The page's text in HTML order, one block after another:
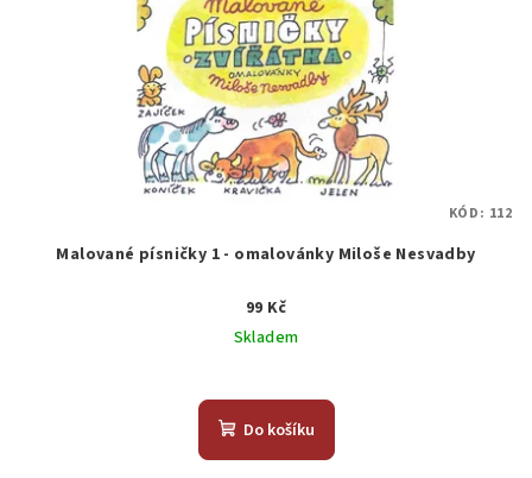
Malované písničky 1 - omalovánky Miloše Nesvadby
99 Kč
Skladem
Do košíku
KÓD: 112